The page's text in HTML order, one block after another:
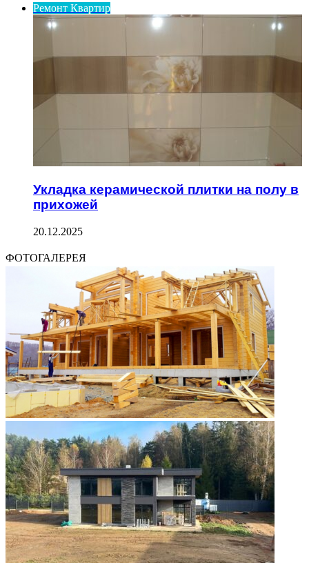
Ремонт Квартир
Укладка керамической плитки на полу в
прихожей
20.12.2025
ФОТОГАЛЕРЕЯ